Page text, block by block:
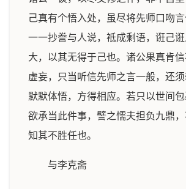
己真有个悟入处，虽尽将先师口吻言
一一抄誊与人说，祗成剩语，诳己
大，以其无得于己也。诸公果真肯
虚妄，只当听信先师之言一般，还须
默默体悟，方得相应。若只以世间
欲承当此件事，譬之懦夫担负九鼎
知其不胜任也。
与李克斋